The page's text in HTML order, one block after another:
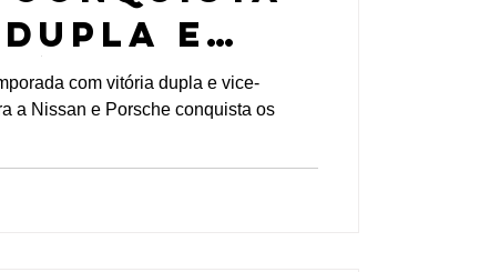
e
é campeã
com vitória dupla e vice-
a Nissan e Porsche conquista os